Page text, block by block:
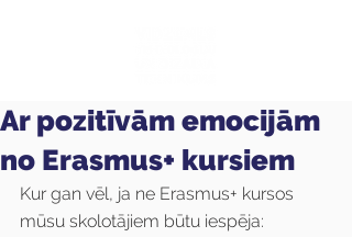
Ar pozitīvām emocijām
no Erasmus+ kursiem
Kur gan vēl, ja ne Erasmus+ kursos
mūsu skolotājiem būtu iespēja: